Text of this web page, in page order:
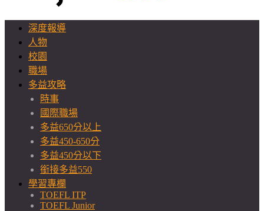
深度報導
人物
校園
職場
多益攻略
時事
國際職場
多益650分以上
多益450-650分
多益450分以下
銜接多益550
學習專欄
TOEFL ITP
TOEFL Junior